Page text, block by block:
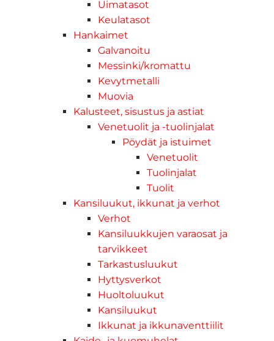
Uimatasot
Keulatasot
Hankaimet
Galvanoitu
Messinki/kromattu
Kevytmetalli
Muovia
Kalusteet, sisustus ja astiat
Venetuolit ja -tuolinjalat
Pöydät ja istuimet
Venetuolit
Tuolinjalat
Tuolit
Kansiluukut, ikkunat ja verhot
Verhot
Kansiluukkujen varaosat ja
tarvikkeet
Tarkastusluukut
Hyttysverkot
Huoltoluukut
Kansiluukut
Ikkunat ja ikkunaventtiilit